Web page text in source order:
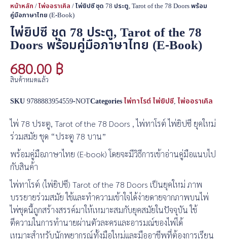
หน้าหลัก /ไพ่ออราเคิล / ไพ่ยิปซี ชุด 78 ประตู, Tarot of the 78 Doors พร้อม
คู่มือภาษาไทย (E-Book)
ไพ่ยิปซี ชุด 78 ประตู, Tarot of the 78
Doors พร้อมคู่มือภาษาไทย (E-Book)
680.00 ฿
สินค้าหมดแล้ว
SKU9788883954559-NOTCategoriesไพ่ทาโรต์ ไพ่ยิปซี,ไพ่ออราเคิล
ไพ่ 78 ประตู, Tarot of the 78 Doors , ไพ่ทาโรต์ ไพ่ยิปซี ยุคใหม่
ร่วมสมัย ชุด “ประตู 78 บาน”
พร้อมคู่มือภาษาไทย (E-book) โดยจะมีวิธีการเข้าอ่านคู่มือแนบไป
กับสินค้า
ไพ่ทาโรต์ (ไพ่ยิปซี) Tarot of the 78 Doors เป็นยุคใหม่ ภาพ
บรรยายร่วมสมัย ใช้และทำความเข้าใจได้ง่ายดายจากภาพบนไพ่
ไพ่ชุดนี้ถูกสร้างสรรค์มาให้เหมาะสมกับยุคสมัยในปัจจุบัน ใช้
ตีความในการทำนายผ่านตัวละครและอารมณ์ของไพ่ได้
เหมาะสำหรับนักพยากรณ์ทั้งมือใหม่และมืออาชีพที่ต้องการเรียน